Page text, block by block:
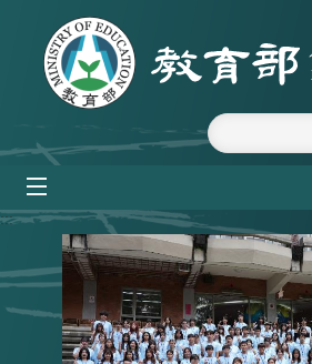
跳到主要內容區塊
:::